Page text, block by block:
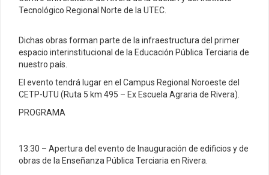
Tecnológico Regional Norte de la UTEC.
Dichas obras forman parte de la infraestructura del primer
espacio interinstitucional de la Educación Pública Terciaria de
nuestro país.
El evento tendrá lugar en el Campus Regional Noroeste del
CETP-UTU (Ruta 5 km 495 – Ex Escuela Agraria de Rivera).
PROGRAMA
13:30 – Apertura del evento de Inauguración de edificios y de
obras de la Enseñanza Pública Terciaria en Rivera.